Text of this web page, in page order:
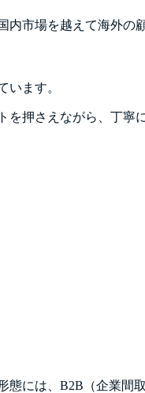
内市場を越えて海外
います。
押さえながら、丁寧
には、B2B（企業間